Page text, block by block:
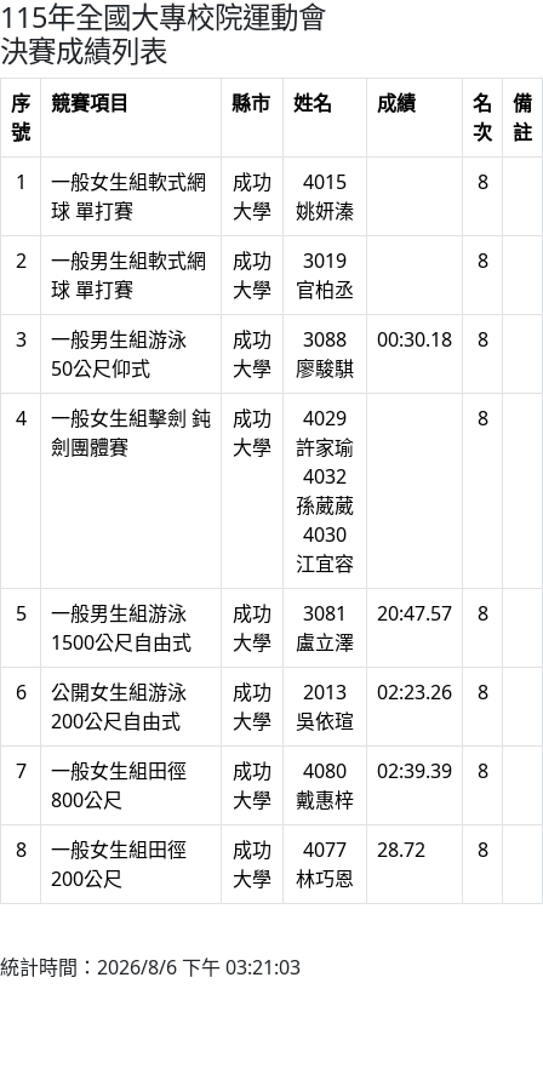
115年全國大專校院運動會
決賽成績列表
序
號
競賽項目 縣市 姓名 成績
名
次
備
註
1
一般女生組軟式網
球 單打賽
成功
大學
4015
姚妍溱
8
2
一般男生組軟式網
球 單打賽
成功
大學
3019
官柏丞
8
3
一般男生組游泳
50公尺仰式
成功
大學
3088
廖駿騏
00:30.18 8
4
一般女生組擊劍 鈍
劍團體賽
成功
大學
4029
許家瑜
4032
孫葳葳
4030
江宜容
8
5
一般男生組游泳
1500公尺自由式
成功
大學
3081
盧立澤
20:47.57 8
6
公開女生組游泳
200公尺自由式
成功
大學
2013
吳依瑄
02:23.26 8
7
一般女生組田徑
800公尺
成功
大學
4080
戴惠梓
02:39.39 8
8
一般女生組田徑
200公尺
成功
大學
4077
林巧恩
28.72 8
統計時間：2026/8/6 下午 03:21:03